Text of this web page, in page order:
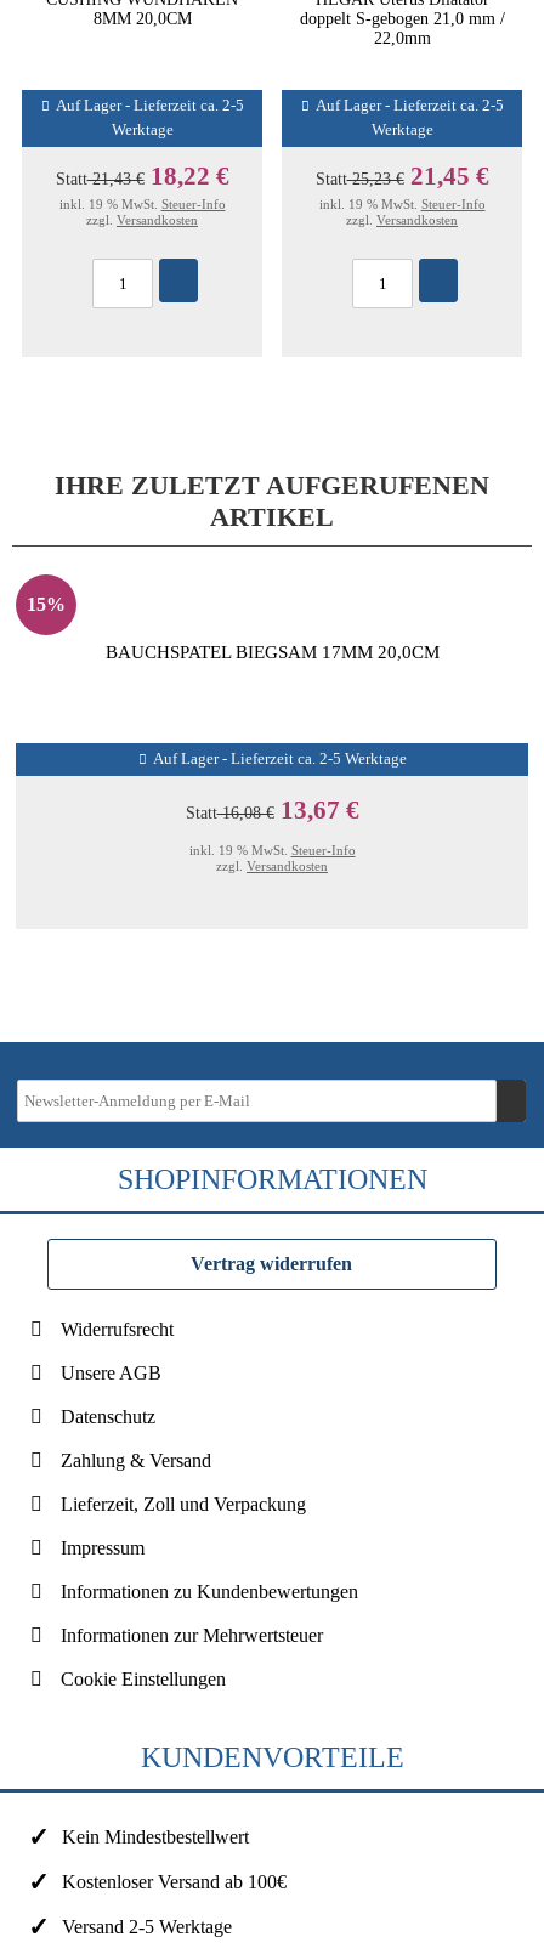
8MM 20,0CM
Auf Lager - Lieferzeit ca. 2-5
Werktage
Statt21,43 € 18,22 €
inkl. 19 % MwSt. Steuer-Info
zzgl. Versandkosten
doppelt S-gebogen 21,0 mm /
22,0mm
Auf Lager - Lieferzeit ca. 2-5
Werktage
Statt25,23 € 21,45 €
inkl. 19 % MwSt. Steuer-Info
zzgl. Versandkosten
IHRE ZULETZT AUFGERUFENEN
ARTIKEL
15%
BAUCHSPATEL BIEGSAM 17MM 20,0CM
Auf Lager - Lieferzeit ca. 2-5 Werktage
Statt16,08 € 13,67 €
inkl. 19 % MwSt. Steuer-Info
zzgl. Versandkosten
SHOPINFORMATIONEN
Vertrag widerrufen
Widerrufsrecht
Unsere AGB
Datenschutz
Zahlung & Versand
Lieferzeit, Zoll und Verpackung
Impressum
Informationen zu Kundenbewertungen
Informationen zur Mehrwertsteuer
Cookie Einstellungen
KUNDENVORTEILE
Kein Mindestbestellwert
Kostenloser Versand ab 100€
Versand 2-5 Werktage